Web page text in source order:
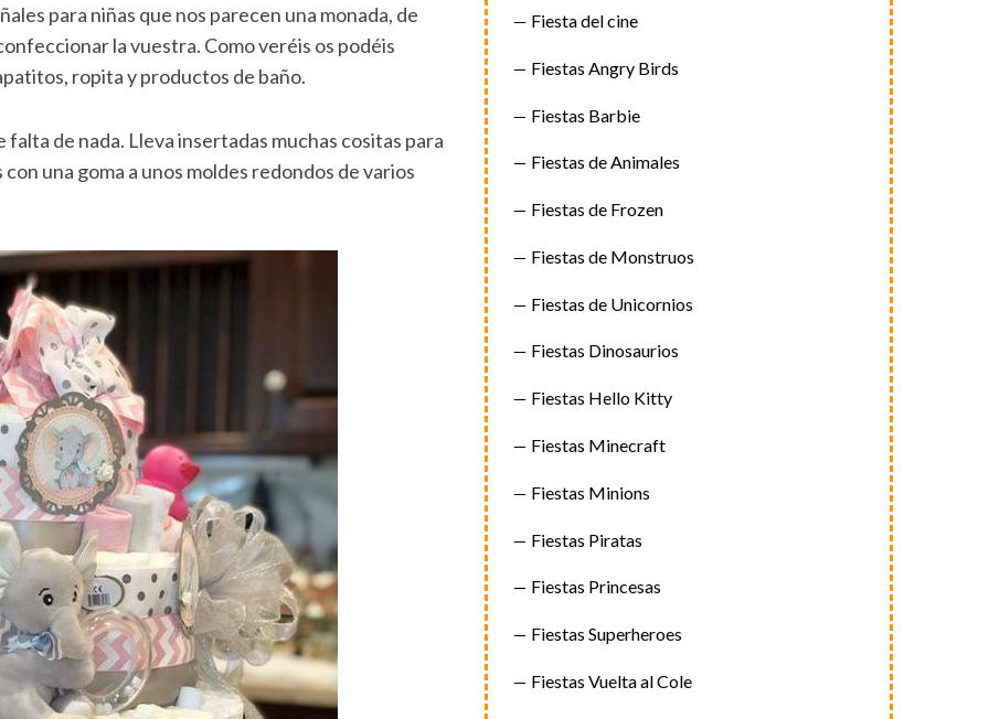
para niñas que nos parecen una monada, de
la vuestra. Como veréis os podéis
ropita y productos de baño.
de nada. Lleva insertadas muchas cositas para
una goma a unos moldes redondos de varios
Fiesta del cine
Fiestas Angry Birds
Fiestas Barbie
Fiestas de Animales
Fiestas de Frozen
Fiestas de Monstruos
Fiestas de Unicornios
Fiestas Dinosaurios
Fiestas Hello Kitty
Fiestas Minecraft
Fiestas Minions
Fiestas Piratas
Fiestas Princesas
Fiestas Superheroes
Fiestas Vuelta al Cole